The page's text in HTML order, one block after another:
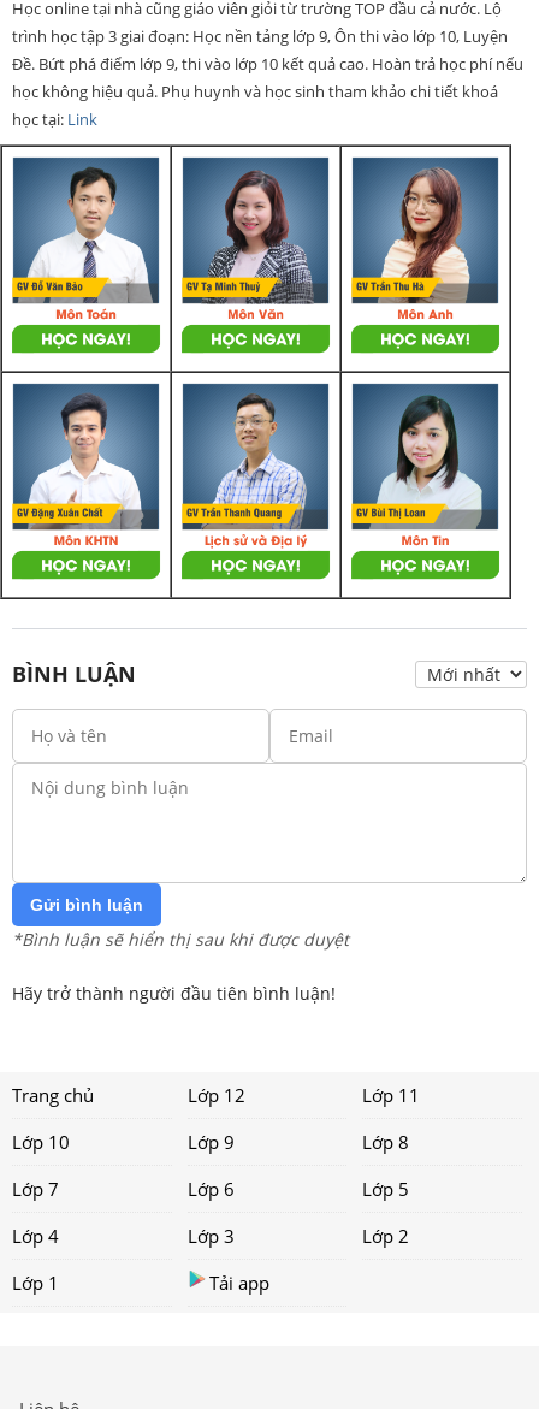
Học online tại nhà cũng giáo viên giỏi từ trường TOP đầu cả nước. Lộ
trình học tập 3 giai đoạn: Học nền tảng lớp 9, Ôn thi vào lớp 10, Luyện
Đề. Bứt phá điểm lớp 9, thi vào lớp 10 kết quả cao. Hoàn trả học phí nếu
học không hiệu quả. Phụ huynh và học sinh tham khảo chi tiết khoá
học tại: Link
BÌNH LUẬN
Gửi bình luận
*Bình luận sẽ hiển thị sau khi được duyệt
Hãy trở thành người đầu tiên bình luận!
Trang chủ Lớp 12
Lớp 11
Lớp 10
Lớp 9
Lớp 8
Lớp 7
Lớp 6
Lớp 5
Lớp 4
Lớp 3
Lớp 2
Lớp 1
Tải app